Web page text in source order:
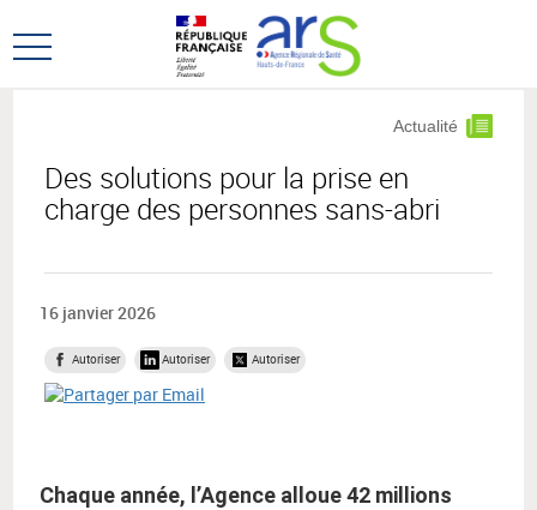
au
menu
au
contenu
Ouvrir
Des solutions pour la prise en
charge des personnes sans-abri
Actualité
16 janvier 2026
Autoriser Autoriser Autoriser
Chaque année, l’Agence alloue 42 millions